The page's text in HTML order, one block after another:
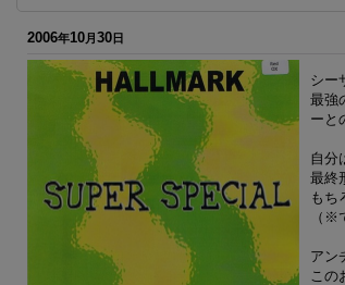
2006年10月 30日
シー
最強
ーと
自分
最終
もち
（※
アン
この